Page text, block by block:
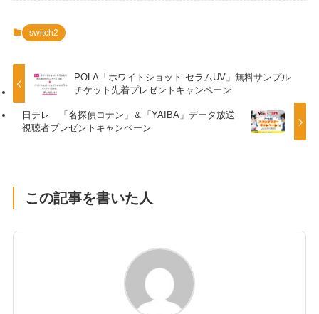
switch2
POLA「ホワイトショット セラムUV」無料サンプル
チケット先着プレゼントキャンペーン
日テレ 「名探偵コナン」＆「YAIBA」データ放送
視聴者プレゼントキャンペーン
この記事を書いた人